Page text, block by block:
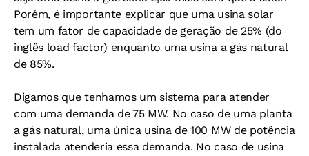
Porém, é importante explicar que uma usina solar
tem um fator de capacidade de geração de 25% (do
inglês load factor) enquanto uma usina a gás natural
de 85%.
Digamos que tenhamos um sistema para atender
com uma demanda de 75 MW. No caso de uma planta
a gás natural, uma única usina de 100 MW de potência
instalada atenderia essa demanda. No caso de usina